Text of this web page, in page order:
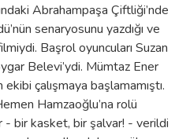
Abrahampaşa Çiftliği’nde
senaryosunu yazdığı ve
Başrol oyuncuları Suzan
Belevi’ydi. Mümtaz Ener
çalışmaya başlamamıştı.
Hamzaoğlu’na rolü
- bir kasket, bir şalvar! - verildi